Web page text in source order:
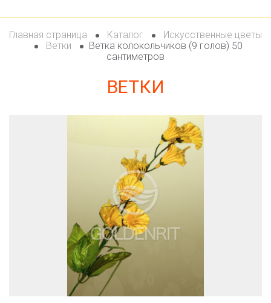
Главная страница Каталог
Искусственные цветы
Ветки
Ветка колокольчиков (9 голов) 50
сантиметров
ВЕТКИ